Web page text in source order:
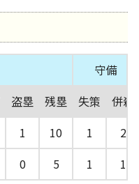
守備
盗塁 残塁 失策
併殺
1 10 1
2
0 5 1 1